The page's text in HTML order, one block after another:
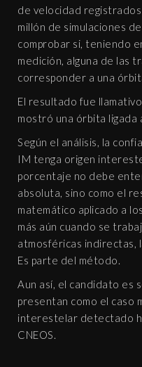
de velocidad registrados
millón de simulaciones
comprobar si, teniendo
medición, alguna de las
corresponder a una
El resultado fue
mostró una órbita ligada
Según el análisis, la
IM tenga origen
porcentaje no debe
absoluta, sino como el
matemático aplicado a
más aún cuando se
atmosféricas indirectas,
Es parte del método.
Aun así, el candidato es
presentan como el caso
interestelar detectado
CNEOS.